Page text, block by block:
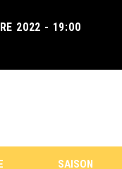
2022 - 19:00
SAISON